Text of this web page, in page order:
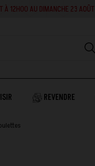
DIMANCHE 23 AOÛT INCLUS. EN
REVENDRE